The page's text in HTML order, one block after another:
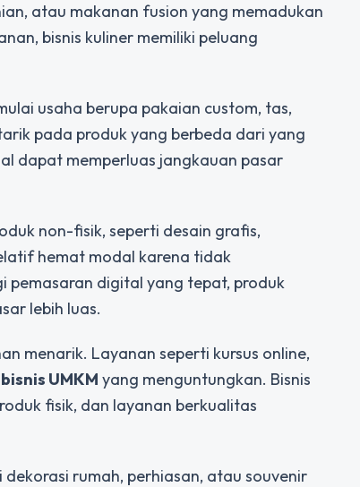
atau makanan fusion yang memadukan
bisnis kuliner memiliki peluang
usaha berupa pakaian custom, tas,
pada produk yang berbeda dari yang
dapat memperluas jangkauan pasar
non-fisik, seperti desain grafis,
hemat modal karena tidak
pemasaran digital yang tepat, produk
lebih luas.
menarik. Layanan seperti kursus online,
UMKM yang menguntungkan. Bisnis
fisik, dan layanan berkualitas
rumah, perhiasan, atau souvenir